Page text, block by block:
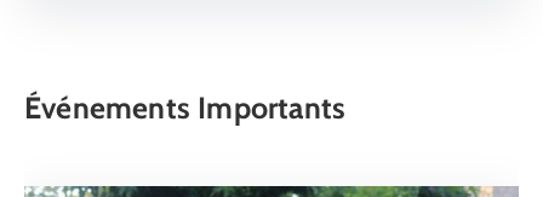
Événements Importants